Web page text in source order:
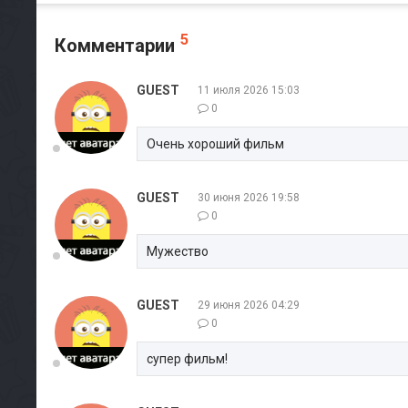
Комментарии 5
GUEST
11 июля 2026 15:03
0
Очень хороший фильм
GUEST
30 июня 2026 19:58
0
Мужество
GUEST
29 июня 2026 04:29
0
супер фильм!